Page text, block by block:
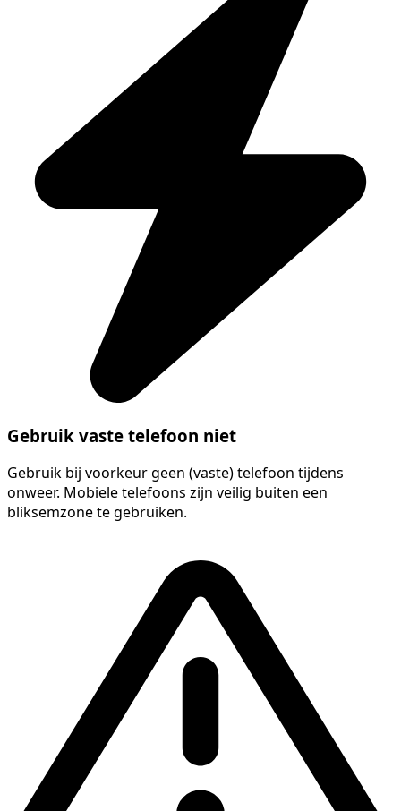
Gebruik vaste telefoon niet
Gebruik bij voorkeur geen (vaste) telefoon tijdens
onweer. Mobiele telefoons zijn veilig buiten een
bliksemzone te gebruiken.